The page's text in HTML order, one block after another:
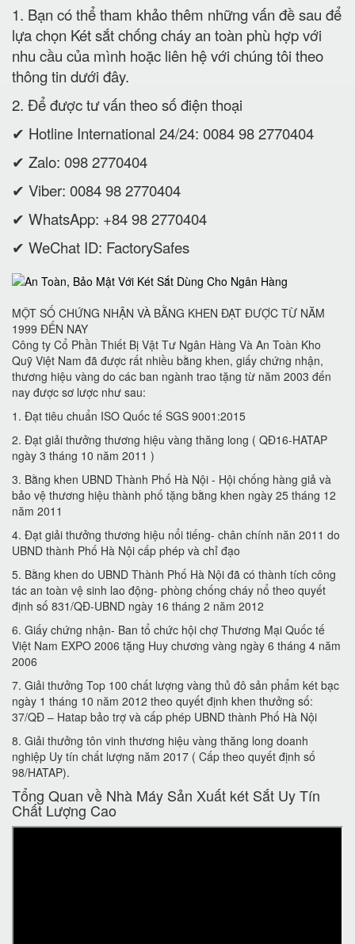
1. Bạn có thể tham khảo thêm những vấn đề sau để
lựa chọn Két sắt chống cháy an toàn phù hợp với
nhu cầu của mình hoặc liên hệ với chúng tôi theo
thông tin dưới đây.
2. Để được tư vấn theo số điện thoại
✔ Hotline International 24/24: 0084 98 2770404
✔ Zalo: 098 2770404
✔ Viber: 0084 98 2770404
✔ WhatsApp: +84 98 2770404
✔ WeChat ID: FactorySafes
MỘT SỐ CHỨNG NHẬN VÀ BẰNG KHEN ĐẠT ĐƯỢC TỪ NĂM
1999 ĐẾN NAY
Công ty Cổ Phần Thiết Bị Vật Tư Ngân Hàng Và An Toàn Kho
Quỹ Việt Nam đã được rất nhiều bằng khen, giấy chứng nhận,
thương hiệu vàng do các ban ngành trao tặng từ năm 2003 đến
nay được sơ lược như sau:
1. Đạt tiêu chuẩn ISO Quốc tế SGS 9001:2015
2. Đạt giải thưởng thương hiệu vàng thăng long ( QĐ16-HATAP
ngày 3 tháng 10 năm 2011 )
3. Bằng khen UBND Thành Phố Hà Nội - Hội chống hàng giả và
bảo vệ thương hiệu thành phố tặng bằng khen ngày 25 tháng 12
năm 2011
4. Đạt giải thưởng thương hiệu nổi tiếng- chân chính năn 2011 do
UBND thành Phố Hà Nội cấp phép và chỉ đạo
5. Bằng khen do UBND Thành Phố Hà Nội đã có thành tích công
tác an toàn vệ sinh lao động- phòng chống cháy nổ theo quyết
định số 831/QĐ-UBND ngày 16 tháng 2 năm 2012
6. Giấy chứng nhận- Ban tổ chức hội chợ Thương Mại Quốc tế
Việt Nam EXPO 2006 tặng Huy chương vàng ngày 6 tháng 4 năm
2006
7. Giải thưởng Top 100 chất lượng vàng thủ đô sản phẩm két bạc
ngày 1 tháng 10 năm 2012 theo quyết định khen thưởng số:
37/QĐ – Hatap bảo trợ và cấp phép UBND thành Phố Hà Nội
8. Giải thưởng tôn vinh thương hiệu vàng thăng long doanh
nghiệp Uy tín chất lượng năm 2017 ( Cấp theo quyết định số
98/HATAP).
Tổng Quan về Nhà Máy Sản Xuất két Sắt Uy Tín
Chất Lượng Cao